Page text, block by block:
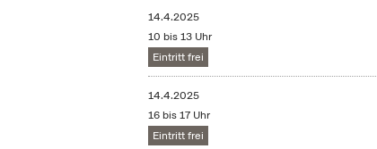
14.4.2025
10 bis 13 Uhr
Eintritt frei
14.4.2025
16 bis 17 Uhr
Eintritt frei